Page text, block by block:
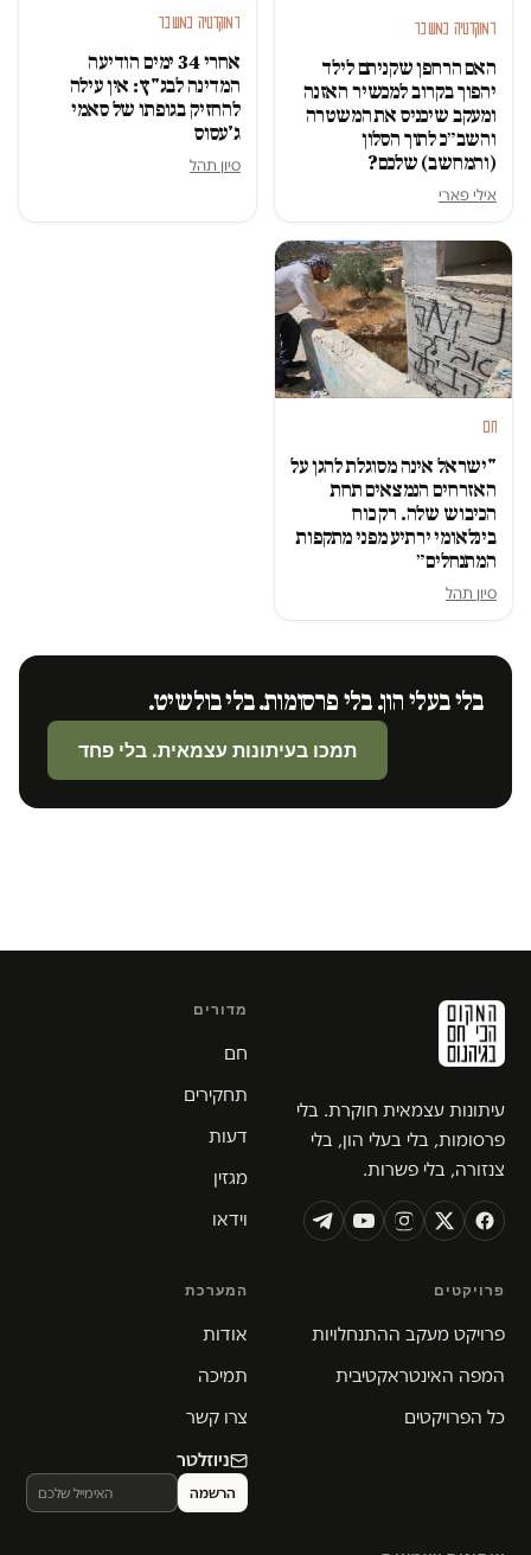
דמוקרטיה במשבר
האם הרחפן שקניתם לילד
יהפוך בקרוב למכשיר האזנה
ומעקב שיכניס את המשטרה
והשב״כ לתוך הסלון
(והמחשב) שלכם?
אילי פארי
דמוקרטיה במשבר
אחרי 34 ימים הודיעה
המדינה לבג"ץ: אין עילה
להחזיק בגופתו של סאמי
ג'עסוס
סיון תהל
חם
"ישראל אינה מסוגלת להגן על
האזרחים הנמצאים תחת
הכיבוש שלה. רק כוח
בינלאומי ירתיע מפני מתקפות
המתנחלים״
סיון תהל
בלי בעלי הון. בלי פרסומות. בלי בולשיט.
תמכו בעיתונות עצמאית. בלי פחד
עיתונות עצמאית חוקרת. בלי
פרסומות, בלי בעלי הון, בלי
צנזורה, בלי פשרות.
מדורים
חם
תחקירים
דעות
מגזין
וידאו
פרויקטים
פרויקט מעקב ההתנחלויות
המפה האינטראקטיבית
כל הפרויקטים
המערכת
אודות
תמיכה
צרו קשר
ניוזלטר